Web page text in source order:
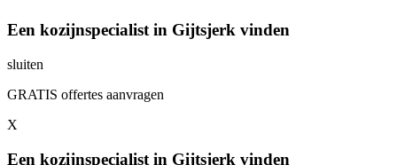
Een kozijnspecialist in Gijtsjerk vinden
sluiten
GRATIS offertes aanvragen
X
Een kozijnspecialist in Gijtsjerk vinden